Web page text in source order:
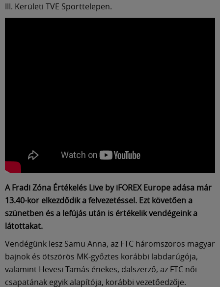
III. Kerületi TVE Sporttelepen.
A Fradi Zóna Értékelés Live by iFOREX Europe adása már
13.40-kor elkezdődik a felvezetéssel. Ezt követően a
szünetben és a lefújás után is értékelik vendégeink a
látottakat.
Vendégünk lesz Samu Anna, az FTC háromszoros magyar
bajnok és ötszörös MK-győztes korábbi labdarúgója,
valamint Hevesi Tamás énekes, dalszerző, az FTC női
csapatának egyik alapítója, korábbi vezetőedzője.